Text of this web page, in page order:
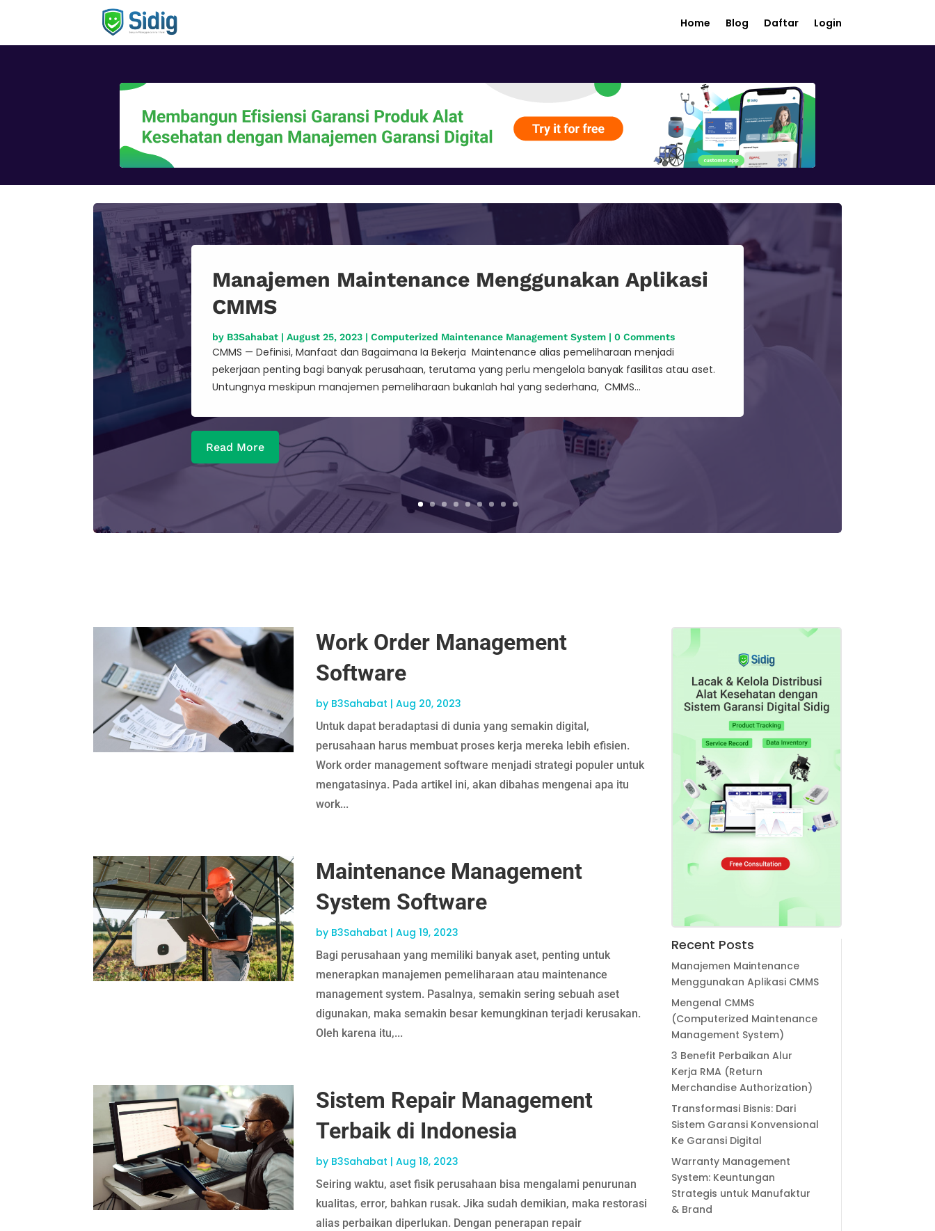
Home Blog Daftar Login
Manajemen Maintenance Menggunakan Aplikasi
CMMS
by B3Sahabat| August 25, 2023| Computerized Maintenance Management System| 0 Comments
CMMS — Definisi, Manfaat dan Bagaimana Ia Bekerja Maintenance alias pemeliharaan menjadi
pekerjaan penting bagi banyak perusahaan, terutama yang perlu mengelola banyak fasilitas atau aset.
Untungnya meskipun manajemen pemeliharaan bukanlah hal yang sederhana, CMMS...
Read More
Work Order Management
Software
by B3Sahabat | Aug 20, 2023
Untuk dapat beradaptasi di dunia yang semakin digital,
perusahaan harus membuat proses kerja mereka lebih efisien.
Work order management software menjadi strategi populer untuk
mengatasinya. Pada artikel ini, akan dibahas mengenai apa itu
work...
Maintenance Management
System Software
by B3Sahabat | Aug 19, 2023
Bagi perusahaan yang memiliki banyak aset, penting untuk
menerapkan manajemen pemeliharaan atau maintenance
management system. Pasalnya, semakin sering sebuah aset
digunakan, maka semakin besar kemungkinan terjadi kerusakan.
Oleh karena itu,...
Sistem Repair Management
Terbaik di Indonesia
by B3Sahabat | Aug 18, 2023
Seiring waktu, aset fisik perusahaan bisa mengalami penurunan
kualitas, error, bahkan rusak. Jika sudah demikian, maka restorasi
alias perbaikan diperlukan. Dengan penerapan repair
Recent Posts
Manajemen Maintenance
Menggunakan Aplikasi CMMS
Mengenal CMMS
(Computerized Maintenance
Management System)
3 Benefit Perbaikan Alur
Kerja RMA (Return
Merchandise Authorization)
Transformasi Bisnis: Dari
Sistem Garansi Konvensional
Ke Garansi Digital
Warranty Management
System: Keuntungan
Strategis untuk Manufaktur
& Brand